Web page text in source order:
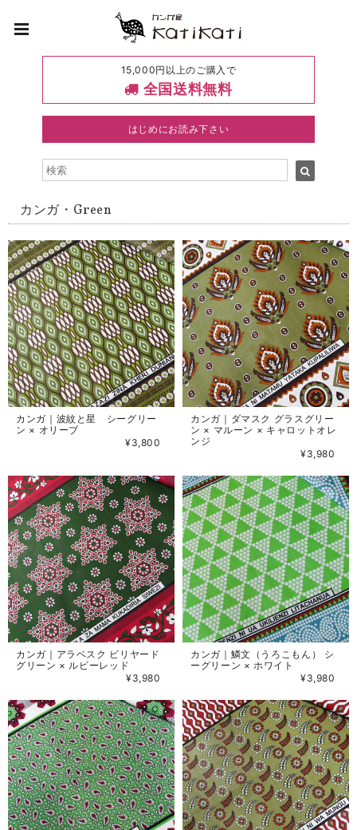
15,000円以上のご購入で
全国送料無料
はじめにお読み下さい
カンガ・Green
カンガ｜波紋と星 シーグリー
ン × オリーブ
¥3,800
カンガ｜ダマスク グラスグリー
ン × マルーン × キャロットオレ
ンジ
¥3,980
カンガ｜アラベスク ビリヤード
グリーン × ルビーレッド
¥3,980
カンガ｜鱗文（うろこもん） シ
ーグリーン × ホワイト
¥3,980